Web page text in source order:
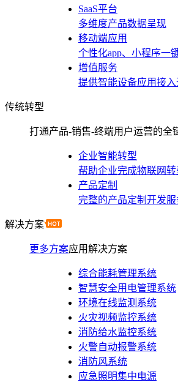
SaaS平台
多维度产品数据呈现
移动端应用
个性化app、小程序一
增值服务
提供智能设备应用接入
传统转型
打通产品-销售-终端用户运营的全
企业智能转型
帮助企业完成物联网
产品定制
完整的产品定制开发服
解决方案
更多方案应用解决方案
综合能耗管理系统
智慧安全用电管理系统
环境在线监测系统
火灾视频监控系统
消防给水监控系统
火警自动报警系统
消防风系统
应急照明集中电源